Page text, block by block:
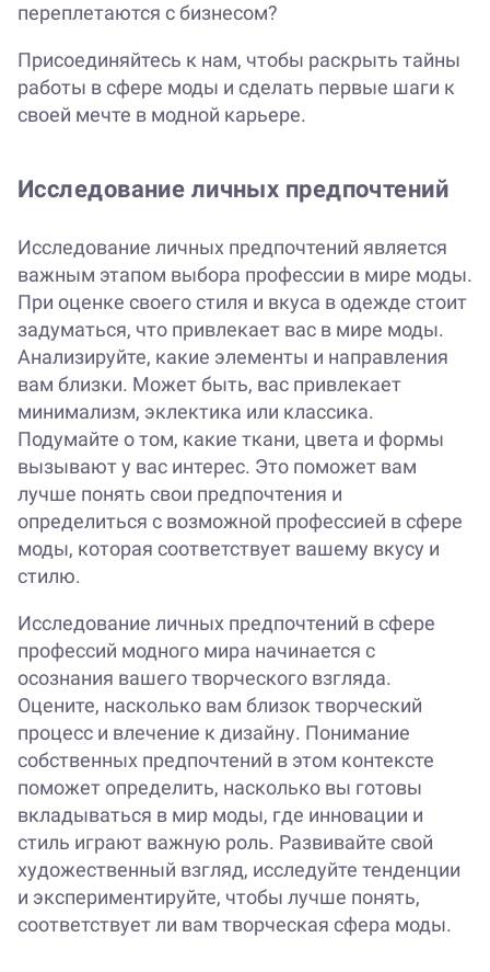
переплетаются с бизнесом?
Присоединяйтесь к нам, чтобы раскрыть тайны
работы в сфере моды и сделать первые шаги к
своей мечте в модной карьере.
Исследование личных предпочтений
Исследование личных предпочтений является
важным этапом выбора профессии в мире моды.
При оценке своего стиля и вкуса в одежде стоит
задуматься, что привлекает вас в мире моды.
Анализируйте, какие элементы и направления
вам близки. Может быть, вас привлекает
минимализм, эклектика или классика.
Подумайте о том, какие ткани, цвета и формы
вызывают у вас интерес. Это поможет вам
лучше понять свои предпочтения и
определиться с возможной профессией в сфере
моды, которая соответствует вашему вкусу и
стилю.
Исследование личных предпочтений в сфере
профессий модного мира начинается с
осознания вашего творческого взгляда.
Оцените, насколько вам близок творческий
процесс и влечение к дизайну. Понимание
собственных предпочтений в этом контексте
поможет определить, насколько вы готовы
вкладываться в мир моды, где инновации и
стиль играют важную роль. Развивайте свой
художественный взгляд, исследуйте тенденции
и экспериментируйте, чтобы лучше понять,
соответствует ли вам творческая сфера моды.